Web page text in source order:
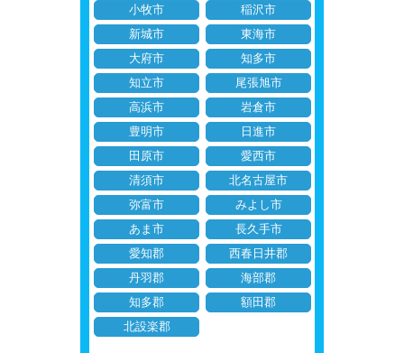
小牧市
稲沢市
新城市
東海市
大府市
知多市
知立市
尾張旭市
高浜市
岩倉市
豊明市
日進市
田原市
愛西市
清須市
北名古屋市
弥富市
みよし市
あま市
長久手市
愛知郡
西春日井郡
丹羽郡
海部郡
知多郡
額田郡
北設楽郡